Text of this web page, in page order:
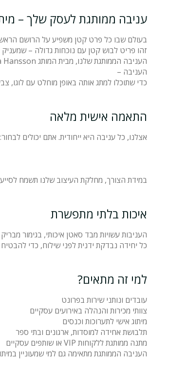
עניבה ממותגת לעסק שלך –
בעולם שבו כל פרט קטן משפיע על הרושם
זהו פריט לבוש קטן עם נוכחות גדולה –
העניבה –
כדי שתוכלו למתג אותה באופן מוחלט עם לוגו,
התאמה אישית מלאה
אצלנו, כל עניבה היא ייחודית. אתם יכולים לבחור:
במידת הצורך, מחלקת העיצוב שלנו תשמח
איכות בלתי מתפשרת
העניבות עשויות מבד סאטן איכותי, בגימור
כל יחידה נבדקת ידנית לפני שילוח, כדי
למי זה מתאים?
עובדים ונותני שירות בפרונט
צוותי מכירות והנהלה באירועים עסקיים
מיתוג אישי לתערוכות וכנסים
תלבושת אחידה למוסדות, ארגונים ובתי ספר
מתנה ממותגת ללקוחות VIP או שותפים עסקיים
העניבה הממותגת מתאימה גם למי שמעוניין